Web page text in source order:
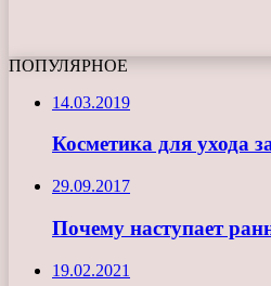
ПОПУЛЯРНОЕ
14.03.2019
Косметика для ухода
29.09.2017
Почему наступает
19.02.2021